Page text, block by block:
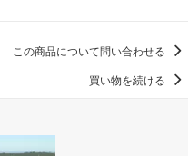
この商品について問い合わせる
買い物を続ける